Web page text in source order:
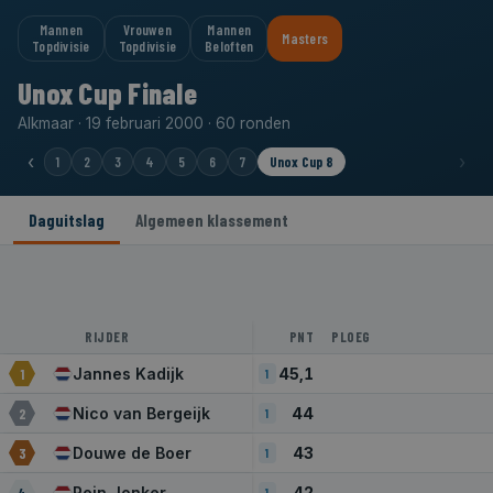
Mannen
Topdivisie
Vrouwen
Topdivisie
Mannen
Beloften
Masters
Unox Cup Finale
Alkmaar · 19 februari 2000 · 60 ronden
‹ 1 2 3 4 5 6 7 Unox Cup 8 ›
Daguitslag Algemeen klassement
RIJDER PNT PLOEG
1 Jannes Kadijk 1 45,1
2 Nico van Bergeijk 1 44
3 Douwe de Boer 1 43